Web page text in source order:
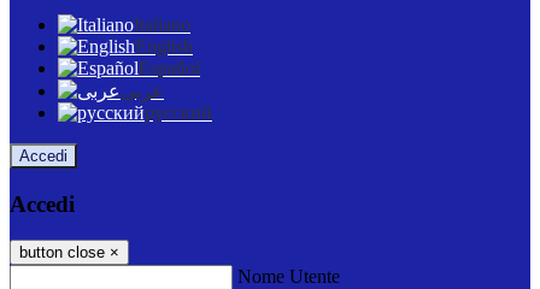
Italiano
English
Español
عربى
русский
Accedi
Accedi
button close ×
Nome Utente